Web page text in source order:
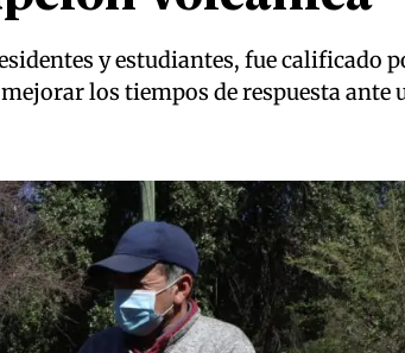
y estudiantes, fue calificado
los tiempos de respuesta ante